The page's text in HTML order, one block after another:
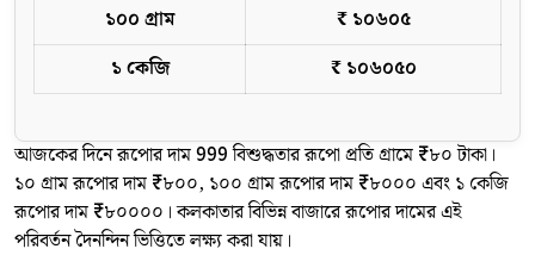
১০০ গ্রাম
₹ ১০৬০৫
১ কেজি
₹ ১০৬০৫০
আজকের দিনে রূপোর দাম 999 বিশুদ্ধতার রূপো প্রতি গ্রামে ₹৮০ টাকা।
১০ গ্রাম রূপোর দাম ₹৮০০, ১০০ গ্রাম রূপোর দাম ₹৮০০০ এবং ১ কেজি
রূপোর দাম ₹৮০০০০। কলকাতার বিভিন্ন বাজারে রূপোর দামের এই
পরিবর্তন দৈনন্দিন ভিত্তিতে লক্ষ্য করা যায়।